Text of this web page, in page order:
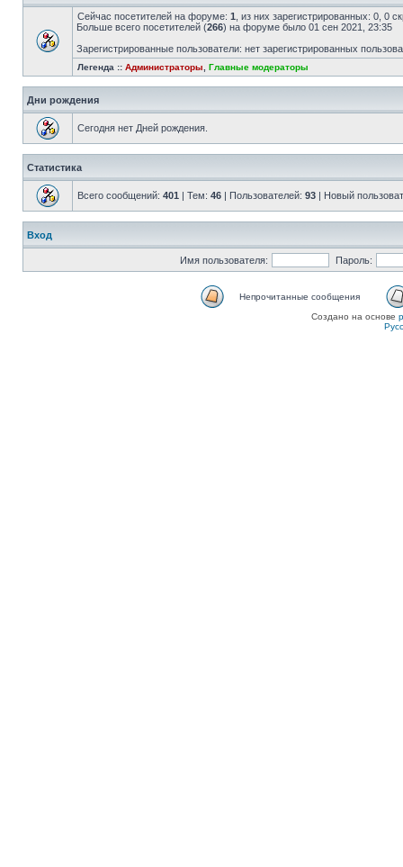
Сейчас посетителей на форуме: 1 , из них зарегистрированных: 0, 0
Больше всего посетителей (266) на форуме было 01 сен 2021, 23:35
Зарегистрированные пользователи: нет зарегистрированных
Легенда :: Администраторы Главные модераторы
Дни рождения
Сегодня нет Дней рождения.
Статистика
Всего сообщений: 401 | Тем: 46 | Пользователей: 93 | Новый
Вход
Имя пользователя: Пароль:
Непрочитанные сообщения
Создано на основе